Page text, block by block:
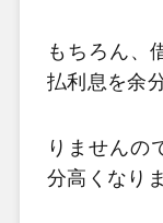
もちろん、
払利息を余
りませんの
分高くなり